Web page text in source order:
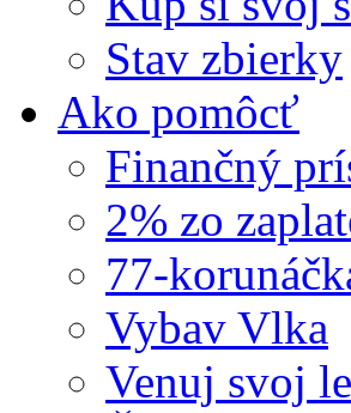
Stav zbierky
Ako pomôcť
Finančný
2% zo
77-
Vybav Vlka
Venuj svoj